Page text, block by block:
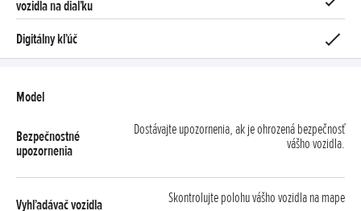
Dostávajte upozornenia, ak je ohrozená bezpečnosť
vášho vozidla.
Skontrolujte polohu vášho vozidla na mape